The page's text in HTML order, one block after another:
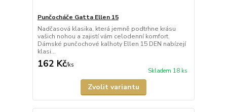
Punčocháče Gatta Ellen 15
Nadčasová klasika, která jemně podtrhne krásu
vašich nohou a zajistí vám celodenní komfort.
Dámské punčochové kalhoty Ellen 15 DEN nabízejí
klasi...
162 Kč/ks
Skladem 18 ks
Zvolit variantu